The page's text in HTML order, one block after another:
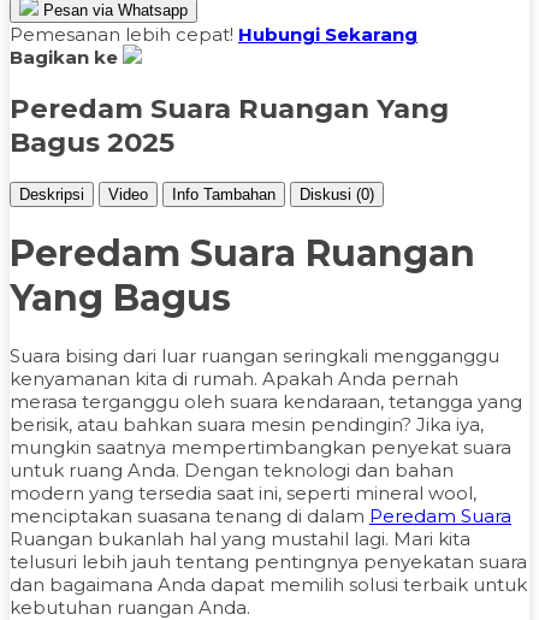
Pesan via Whatsapp
Pemesanan lebih cepat! Hubungi Sekarang
Bagikan ke
Peredam Suara Ruangan Yang
Bagus 2025
Deskripsi Video Info Tambahan Diskusi (0)
Peredam Suara Ruangan
Yang Bagus
Suara bising dari luar ruangan seringkali mengganggu
kenyamanan kita di rumah. Apakah Anda pernah
merasa terganggu oleh suara kendaraan, tetangga yang
berisik, atau bahkan suara mesin pendingin? Jika iya,
mungkin saatnya mempertimbangkan penyekat suara
untuk ruang Anda. Dengan teknologi dan bahan
modern yang tersedia saat ini, seperti mineral wool,
menciptakan suasana tenang di dalam Peredam Suara
Ruangan bukanlah hal yang mustahil lagi. Mari kita
telusuri lebih jauh tentang pentingnya penyekatan suara
dan bagaimana Anda dapat memilih solusi terbaik untuk
kebutuhan ruangan Anda.